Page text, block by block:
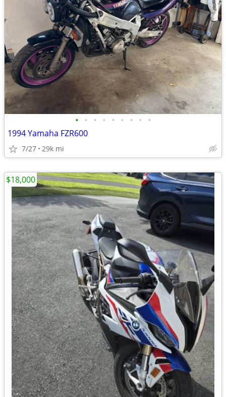
• • • • • • • • •
1994 Yamaha FZR600
7/27 29k mi
$18,000